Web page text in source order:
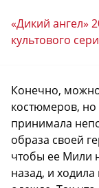
«Дикий ангел»
культового
Конечно,
костюмеров, но
принимала
образа своей
чтобы ее Мили
назад, и